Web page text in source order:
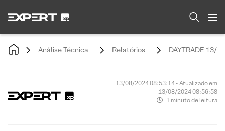
Análise Técnica Relatórios DAYTRADE 13/
13/08/2024 08:53:14 • Atualizado em
13/08/2024 08:56:58
1 minuto de leitura